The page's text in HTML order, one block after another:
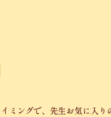
ミングで、先生お気に入り